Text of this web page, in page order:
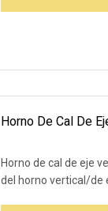
Horno De Cal De
Horno de cal de eje
del horno vertical/de